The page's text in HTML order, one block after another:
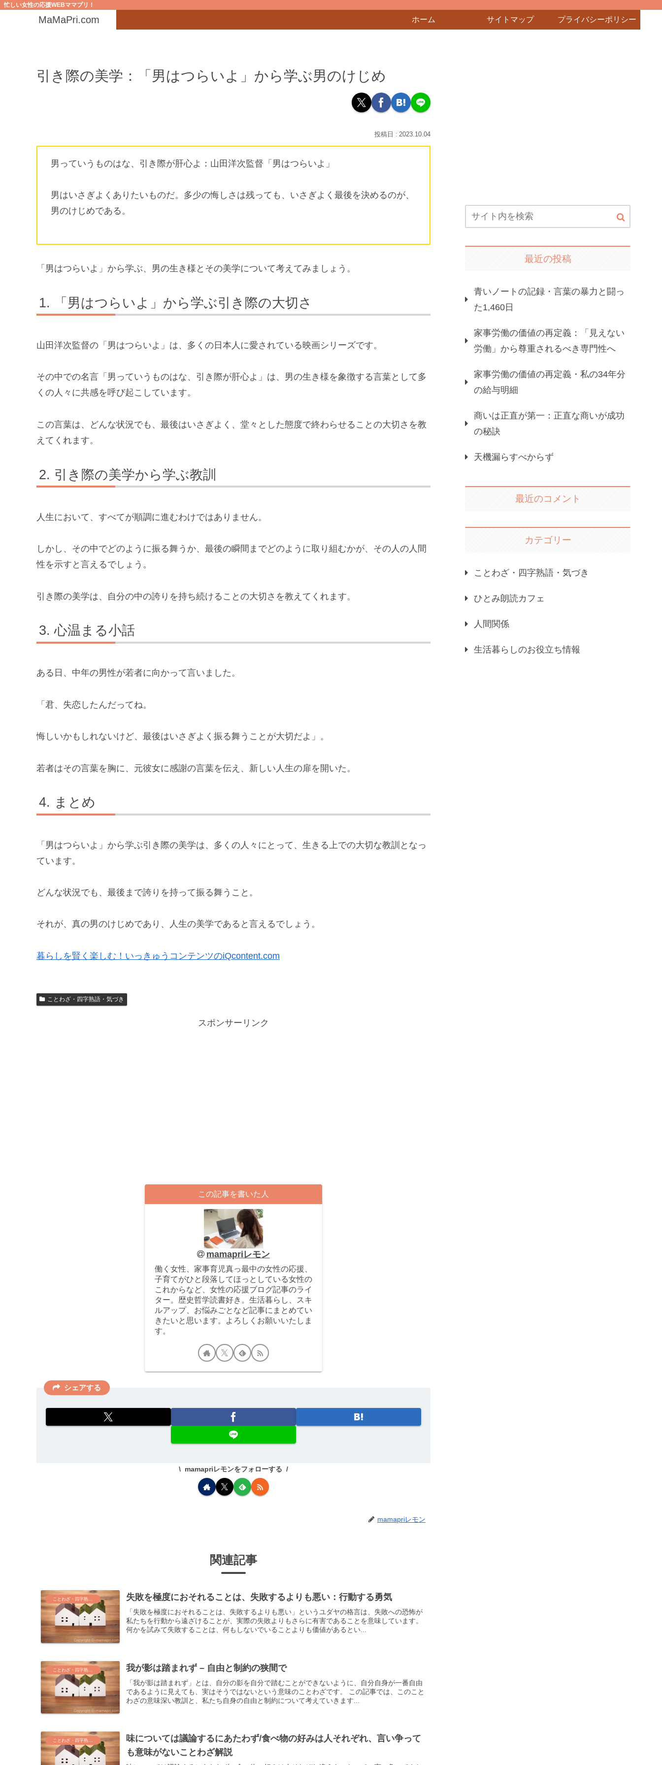
忙しい女性の応援WEBママプリ！
MaMaPri.com ホーム サイトマップ プライバシーポリシー
引き際の美学：「男はつらいよ」から学ぶ男のけじめ
2023.10.04
男っていうものはな、引き際が肝心よ：山田洋次監督「男はつらいよ」
男はいさぎよくありたいものだ。多少の悔しさは残っても、いさぎよく最後を決めるのが、
男のけじめである。
「男はつらいよ」から学ぶ、男の生き様とその美学について考えてみましょう。
「男はつらいよ」から学ぶ引き際の大切さ
山田洋次監督の「男はつらいよ」は、多くの日本人に愛されている映画シリーズです。
その中での名言「男っていうものはな、引き際が肝心よ」は、男の生き様を象徴する言葉として多
くの人々に共感を呼び起こしています。
この言葉は、どんな状況でも、最後はいさぎよく、堂々とした態度で終わらせることの大切さを教
えてくれます。
引き際の美学から学ぶ教訓
人生において、すべてが順調に進むわけではありません。
しかし、その中でどのように振る舞うか、最後の瞬間までどのように取り組むかが、その人の人間
性を示すと言えるでしょう。
引き際の美学は、自分の中の誇りを持ち続けることの大切さを教えてくれます。
心温まる小話
ある日、中年の男性が若者に向かって言いました。
「君、失恋したんだってね。
悔しいかもしれないけど、最後はいさぎよく振る舞うことが大切だよ」。
若者はその言葉を胸に、元彼女に感謝の言葉を伝え、新しい人生の扉を開いた。
まとめ
「男はつらいよ」から学ぶ引き際の美学は、多くの人々にとって、生きる上での大切な教訓となっ
ています。
どんな状況でも、最後まで誇りを持って振る舞うこと。
それが、真の男のけじめであり、人生の美学であると言えるでしょう。
暮らしを賢く楽しむ！いっきゅうコンテンツのiQcontent.com
ことわざ・四字熟語・気づき
スポンサーリンク
この記事を書いた人
mamapriレモン
働く女性、家事育児真っ最中の女性の応援、
子育てがひと段落してほっとしている女性の
これからなど、女性の応援ブログ記事のライ
ター。歴史哲学読書好き。生活暮らし、スキ
ルアップ、お悩みごとなど記事にまとめてい
きたいと思います。よろしくお願いいたしま
す。
シェアする
mamapriレモンをフォローする
mamapriレモン
関連記事
ことわざ・四字熟語・気づき 失敗を極度におそれることは、失敗するよりも悪い：行動する勇気
「失敗を極度におそれることは、失敗するよりも悪い」というユダヤの格言は、失敗への恐怖が
私たちを行動から遠ざけることが、実際の失敗よりもさらに有害であることを意味しています。
何かを試みて失敗することは、何もしないでいることよりも価値があるとい...
我が影は踏まれず – 自由と制約の狭間で
「我が影は踏まれず」とは、自分の影を自分で踏むことができないように、自分自身が一番自由
であるように見えても、実はそうではないという意味のことわざです。 この記事では、このこと
わざの意味深い教訓と、私たち自身の自由と制約について考えていきます...
ことわざ・四字熟語・気づき
味については議論するにあたわず/食べ物の好みは人それぞれ、言い争って
も意味がないことわざ解説
最近の投稿
青いノートの記録・言葉の暴力と闘っ
た1,460日
家事労働の価値の再定義：「見えない
労働」から尊重されるべき専門性へ
家事労働の価値の再定義・私の34年分
の給与明細
商いは正直が第一：正直な商いが成功
の秘訣
天機漏らすべからず
最近のコメント
カテゴリー
ことわざ・四字熟語・気づき
ひとみ朗読カフェ
人間関係
生活暮らしのお役立ち情報